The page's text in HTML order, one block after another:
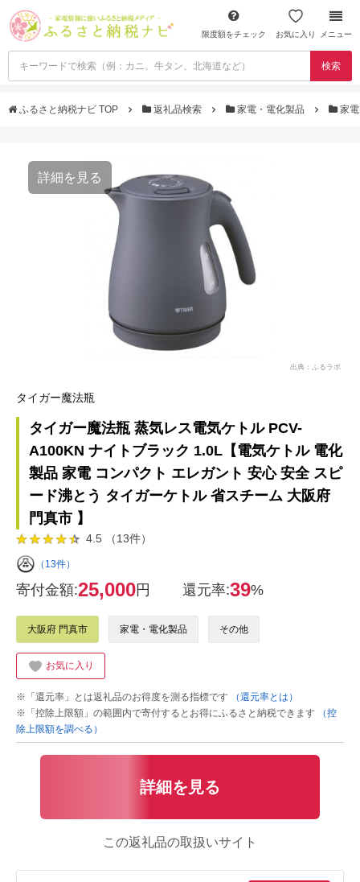
限度額をチェック お気に入り メニュー
検索
ふるさと納税ナビ TOP 返礼品検索 家電・電化製品 家電
詳細を見る
出典：ふるラボ
タイガー魔法瓶
タイガー魔法瓶 蒸気レス電気ケトル PCV-
A100KN ナイトブラック 1.0L【電気ケトル 電化
製品 家電 コンパクト エレガント 安心 安全 スピ
ード沸とう タイガーケトル 省スチーム 大阪府
門真市 】
4.5 （13件）
（13件）
寄付金額:25,000円 還元率:39%
大阪府 門真市 家電・電化製品 その他
お気に入り
※「還元率」とは返礼品のお得度を測る指標です
（還元率とは）
※「控除上限額」の範囲内で寄付するとお得にふるさと納税できます
（控
除上限額を調べる）
詳細を見る
この返礼品の取扱いサイト